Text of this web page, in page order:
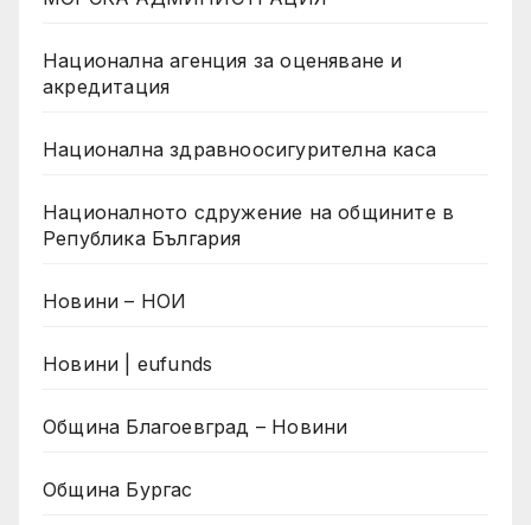
Национална агенция за оценяване и
акредитация
Национална здравноосигурителна каса
Националното сдружение на общините в
Република България
Новини – НОИ
Новини | eufunds
Община Благоевград – Новини
Община Бургас